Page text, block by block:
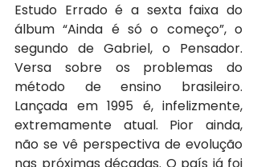
Estudo Errado é a sexta faixa do
álbum “Ainda é só o começo”, o
segundo de Gabriel, o Pensador.
Versa sobre os problemas do
método de ensino brasileiro.
Lançada em 1995 é, infelizmente,
extremamente atual. Pior ainda,
não se vê perspectiva de evolução